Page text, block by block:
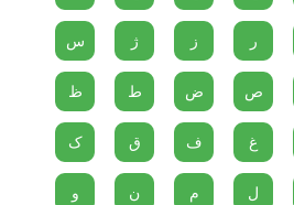
ر ز ژ س
ص ض ط ظ
غ ف ق ک
ل م ن و